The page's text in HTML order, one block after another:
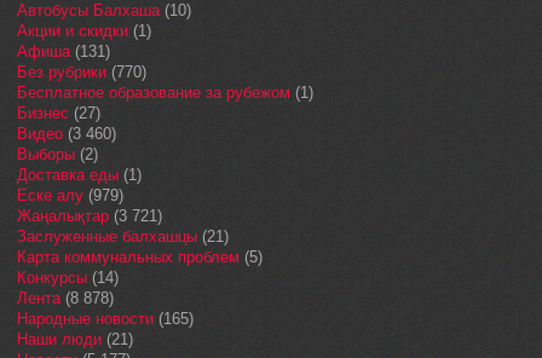
Автобусы Балхаша(10)
Акции и скидки (1)
Афиша(131)
Без рубрики (770)
Бесплатное образование за рубежом (1)
Бизнес (27)
Видео (3 460)
Выборы (2)
Доставка еды (1)
Еске алу (979)
Жаңалықтар (3 721)
Заслуженные балхашцы (21)
Карта коммунальных проблем (5)
Конкурсы (14)
Лента(8 878)
Народные новости (165)
Наши люди (21)